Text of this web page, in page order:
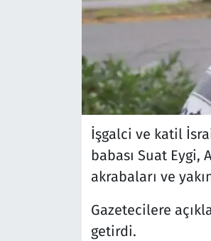
İşgalci ve katil
babası Suat
akrabaları ve
Gazetecilere
getirdi.